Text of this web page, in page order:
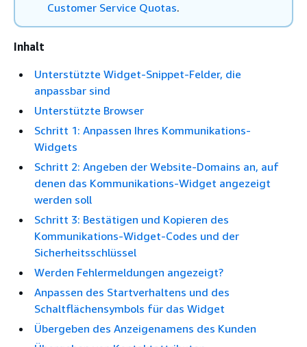
Customer Service Quotas.
Inhalt
Unterstützte Widget-Snippet-Felder, die
anpassbar sind
Unterstützte Browser
Schritt 1: Anpassen Ihres Kommunikations-
Widgets
Schritt 2: Angeben der Website-Domains an, auf
denen das Kommunikations-Widget angezeigt
werden soll
Schritt 3: Bestätigen und Kopieren des
Kommunikations-Widget-Codes und der
Sicherheitsschlüssel
Werden Fehlermeldungen angezeigt?
Anpassen des Startverhaltens und des
Schaltflächensymbols für das Widget
Übergeben des Anzeigenamens des Kunden